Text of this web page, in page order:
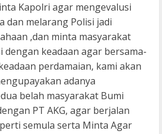
Kapolri agar mengevalusi
dan melarang Polisi jadi
,dan minta masyarakat
keadaan agar bersama-
perdamaian, kami akan
adanya
belah masyarakat Bumi
PT AKG, agar berjalan
semula serta Minta Agar